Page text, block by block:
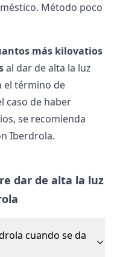
Método poco
más kilovatios
al dar de alta la luz
el término de
caso de haber
se recomienda
Iberdrola.
dar de alta la luz
cuando se da